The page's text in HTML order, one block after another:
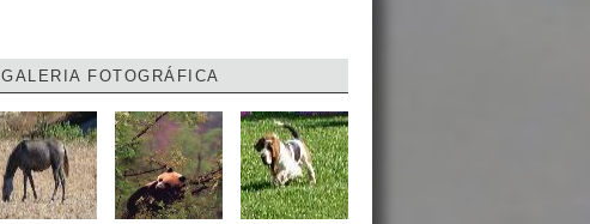
GALERIA FOTOGRÁFICA